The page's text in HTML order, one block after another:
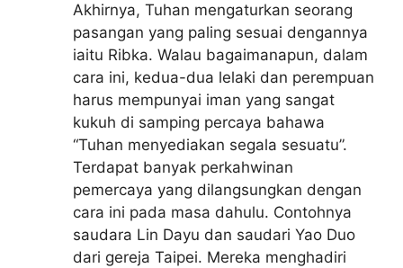
Akhirnya, Tuhan mengaturkan seorang
pasangan yang paling sesuai dengannya
iaitu Ribka. Walau bagaimanapun, dalam
cara ini, kedua-dua lelaki dan perempuan
harus mempunyai iman yang sangat
kukuh di samping percaya bahawa
“Tuhan menyediakan segala sesuatu”.
Terdapat banyak perkahwinan
pemercaya yang dilangsungkan dengan
cara ini pada masa dahulu. Contohnya
saudara Lin Dayu dan saudari Yao Duo
dari gereja Taipei. Mereka menghadiri